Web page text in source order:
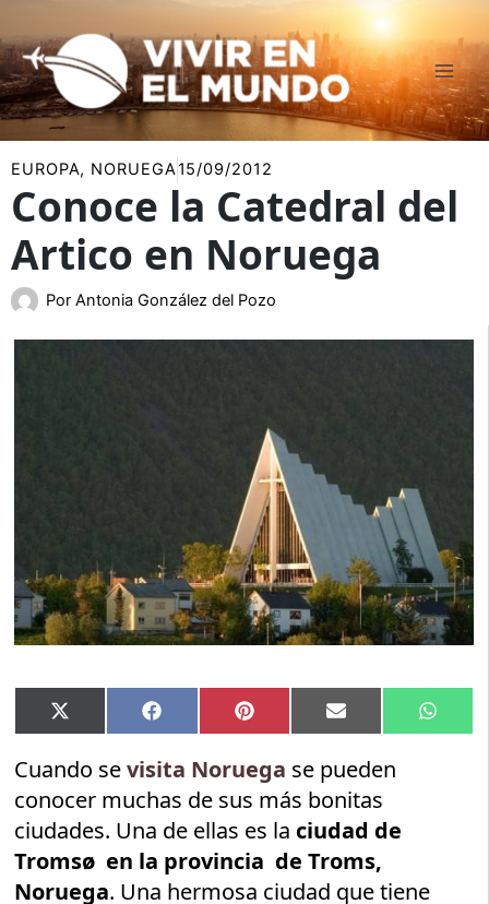
al
contenido
EUROPA, NORUEGA15/09/2012
Conoce la Catedral del
Artico en Noruega
Por Antonia González del Pozo
Compartir
en
X
(Twitter)
Compartir
en
Facebook Compartir
en
Pinterest Compartir
en
Email
en
Cuando sevisita Noruega se pueden
conocer muchas de sus más bonitas
ciudades. Una de ellas es la ciudad de
Tromsø en la provincia de Troms,
Noruega. Una hermosa ciudad que tiene